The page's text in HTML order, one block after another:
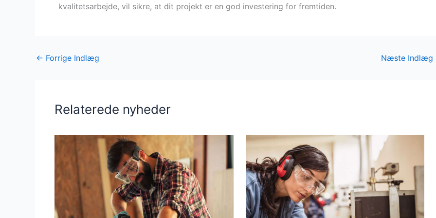
kvalitetsarbejde, vil sikre, at dit projekt er en god investering for fremtiden.
← Forrige Indlæg Næste Indlæg
Relaterede nyheder